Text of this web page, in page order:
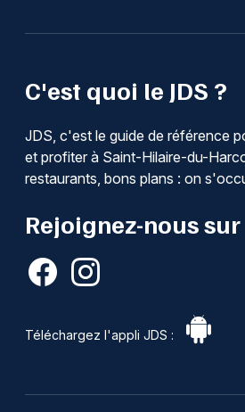
C'est quoi le JDS ?
JDS, c'est le guide de référence
et profiter à Saint-Hilaire-du-
restaurants, bons plans : on
Rejoignez-nous sur
Téléchargez l'appli JDS :